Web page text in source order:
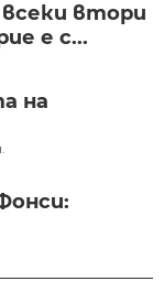
втори
е с...
на